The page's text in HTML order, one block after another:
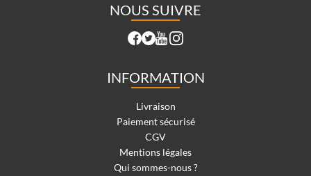
NOUS SUIVRE
INFORMATION
Livraison
Paiement sécurisé
CGV
Mentions légales
Qui sommes-nous ?